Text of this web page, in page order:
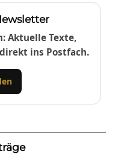
Aktuelle Texte,
ins Postfach.